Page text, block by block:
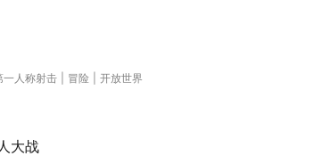
一人称射击 冒险
开放世界
大战